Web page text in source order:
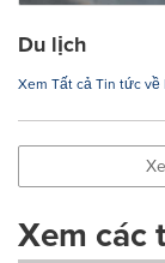
Du lịch
Xem Tất cả Tin tức về
Xem các